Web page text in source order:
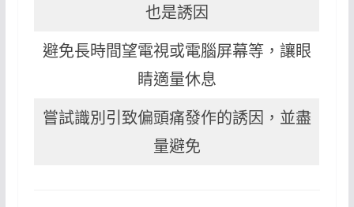
也是誘因
避免長時間望電視或電腦屏幕等，讓眼
睛適量休息
嘗試識別引致偏頭痛發作的誘因，並盡
量避免